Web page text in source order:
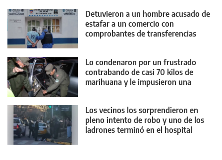
Detuvieron a un hombre acusado de
estafar a un comercio con
comprobantes de transferencias
Lo condenaron por un frustrado
contrabando de casi 70 kilos de
marihuana y le impusieron una
Los vecinos los sorprendieron en
pleno intento de robo y uno de los
ladrones terminó en el hospital